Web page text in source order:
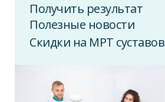
Получить результат
Полезные новости
Скидки на МРТ суставов